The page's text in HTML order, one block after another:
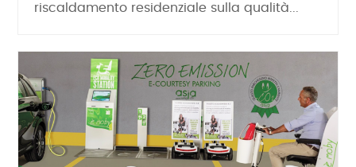
riscaldamento residenziale sulla qualità...